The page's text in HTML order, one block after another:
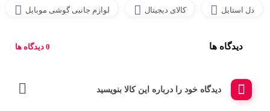
دل استایل کالای دیجیتال لوازم جانبی گوشی موبایل
دیدگاه ها 0 دیدگاه ها
دیدگاه خود را درباره این کالا بنویسید